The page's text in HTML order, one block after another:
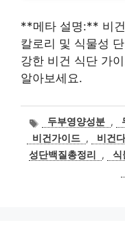
**메타 설명:** 비
칼로리 및 식물성
강한 비건 식단 가
알아보세요.
태
그
두부영양성분 ,
비건가이드 , 비건
성단백질총정리
, 식